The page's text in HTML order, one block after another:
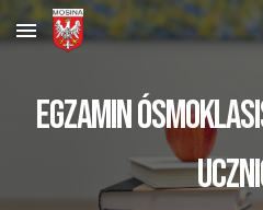
Skip to main content
EGZAMIN